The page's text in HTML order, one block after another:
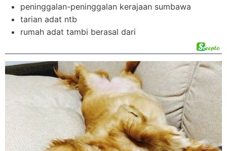
peninggalan-peninggalan kerajaan sumbawa
tarian adat ntb
rumah adat tambi berasal dari